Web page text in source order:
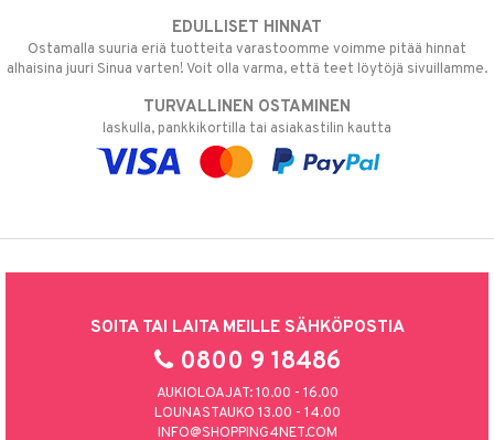
EDULLISET HINNAT
Ostamalla suuria eriä tuotteita varastoomme voimme pitää hinnat
alhaisina juuri Sinua varten! Voit olla varma, että teet löytöjä sivuillamme.
TURVALLINEN OSTAMINEN
laskulla, pankkikortilla tai asiakastilin kautta
SOITA TAI LAITA MEILLE SÄHKÖPOSTIA
0800 9 18486
AUKIOLOAJAT: 10.00 - 16.00
LOUNASTAUKO 13.00 - 14.00
INFO@SHOPPING4NET.COM